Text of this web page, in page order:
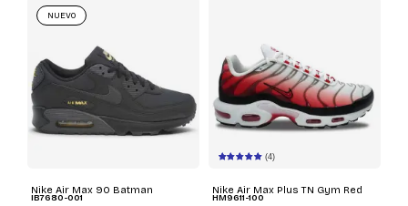
Nike Air Max 90 Batman
IB7680-001
NUEVO
(4)
Nike Air Max Plus TN Gym Red
HM9611-100